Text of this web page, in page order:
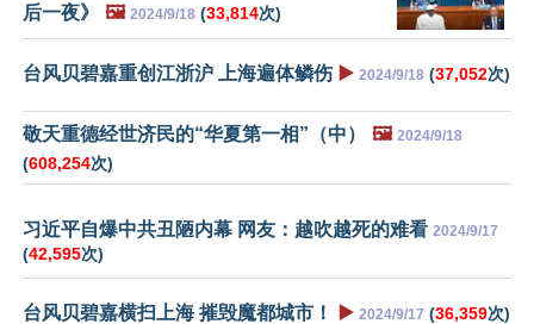
后一夜》
🖼️ 2024/9/18 (33,814次)
台风贝碧嘉重创江浙沪 上海遍体鳞伤 ▶️ 2024/9/18 (37,052次)
敬天重德经世济民的“华夏第一相”（中） 🖼️ 2024/9/18
(608,254次)
习近平自爆中共丑陋内幕 网友：越吹越死的难看 2024/9/17
(42,595次)
台风贝碧嘉横扫上海 摧毁魔都城市！ ▶️ 2024/9/17 (36,359次)